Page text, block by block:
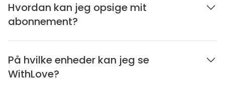
Hvordan kan jeg opsige mit
abonnement?
På hvilke enheder kan jeg se
WithLove?